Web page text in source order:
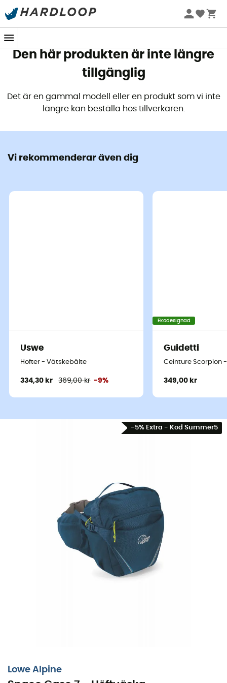
Sommarerbjudanden 🔥 -5 % EXTRA vid köp av 2 produkter*
Den här produkten är inte längre
tillgänglig
Det är en gammal modell eller en produkt som vi inte
längre kan beställa hos tillverkaren.
Vi rekommenderar även dig
Uswe
Hofter - Vätskebälte
334,30 kr 369,00 kr -9%
Ekodesignad
Guidetti
Ceinture Scorpion
349,00 kr
-5% Extra - Kod Summer5
Lowe Alpine